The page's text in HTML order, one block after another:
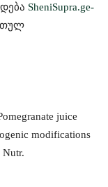
SheniSupra.ge-
juice
modifications
Nutr.